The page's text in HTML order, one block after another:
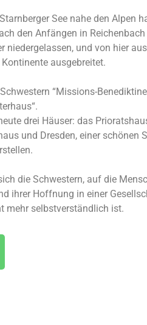
See nahe den Alpen
den Anfängen in
niedergelassen, und von hier
ausgebreitet.
“Missions-
drei Häuser: das
und Dresden, einer schönen
die Schwestern, auf die
ihrer Hoffnung in einer
mehr selbstverständlich ist.